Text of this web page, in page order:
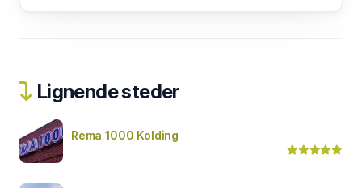
Lignende steder
Rema 1000 Kolding